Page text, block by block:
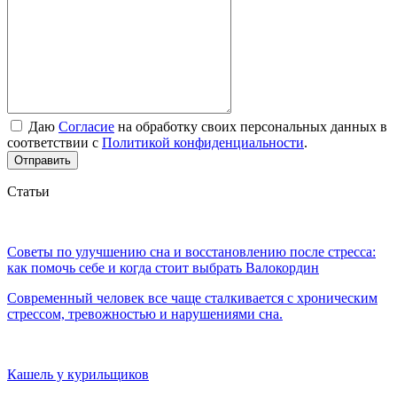
Даю Согласие на обработку своих персональных данных в
соответствии с Политикой конфиденциальности.
Отправить
Статьи
Советы по улучшению сна и восстановлению после стресса:
как помочь себе и когда стоит выбрать Валокордин
Современный человек все чаще сталкивается с хроническим
стрессом, тревожностью и нарушениями сна.
Кашель у курильщиков